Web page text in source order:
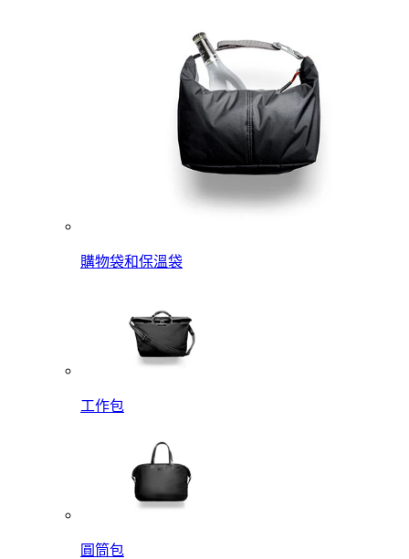
購物袋和保溫袋
工作包
圓筒包